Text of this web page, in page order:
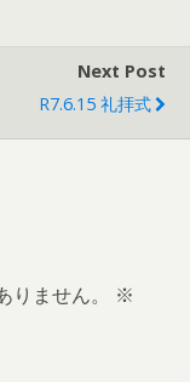
Next Post
R7.6.15 礼拝式
ません。
※